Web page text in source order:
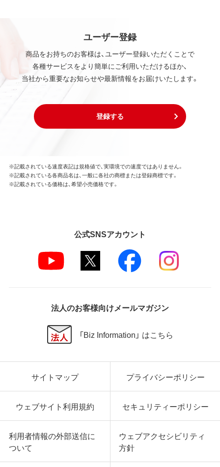
ユーザー登録
商品をお持ちのお客様は、ユーザー登録いただくことで
各種サービスをより簡単にご利用いただけるほか、
当社から重要なお知らせや最新情報をお届けいたします。
登録する
※記載されている速度表記は規格値で、実環境での速度ではありません。
※記載されている各商品名は、一般に各社の商標または登録商標です。
※記載されている価格は、希望小売価格です。
公式SNSアカウント
法人のお客様向けメールマガジン
「Biz Information」 はこちら
サイトマップ プライバシーポリシー
ウェブサイト利用規約 セキュリティーポリシー
利用者情報の外部送信に
ついて
ウェブアクセシビリティ
方針